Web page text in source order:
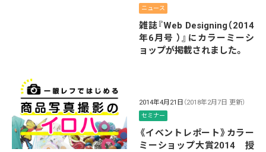
ニュース
雑誌『Web Designing（2014
年6月号 ）』にカラーミーシ
ョップが掲載されました。
2014年4月21日 （2018年2月7日 更新）
セミナー
《イベントレポート》カラー
ミーショップ大賞2014 授